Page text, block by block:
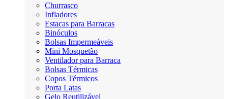
Churrasco
Infladores
Estacas para Barracas
Binóculos
Bolsas Impermeáveis
Mini Mosquetão
Ventilador para Barraca
Bolsas Térmicas
Copos Térmicos
Porta Latas
Gelo Reutilizável